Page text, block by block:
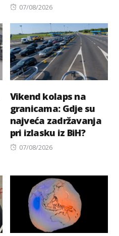
Posted
07/08/2026
Vikend kolaps na
granicama: Gdje su
najveća zadržavanja
pri izlasku iz BiH?
Posted
07/08/2026